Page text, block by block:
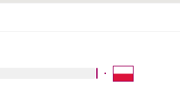
Kliknij aby wyszukać za